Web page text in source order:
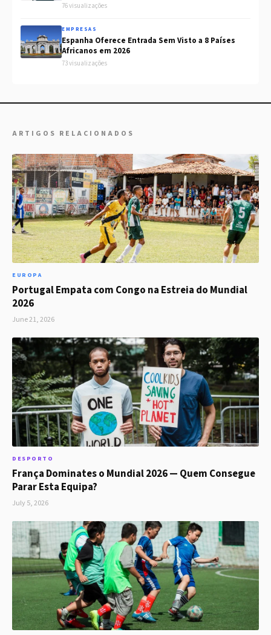
76 visualizações
EMPRESAS
Espanha Oferece Entrada Sem Visto a 8 Países
Africanos em 2026
73 visualizações
ARTIGOS RELACIONADOS
EUROPA
Portugal Empata com Congo na Estreia do Mundial
2026
June 21, 2026
DESPORTO
França Dominates o Mundial 2026 — Quem Consegue
Parar Esta Equipa?
July 5, 2026